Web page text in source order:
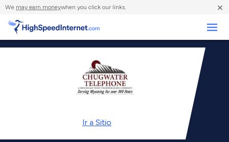
We may earn moneywhen you click our links. ×
Ir a Sitio